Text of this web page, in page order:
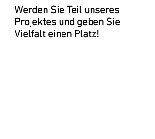
Werden Sie Teil unseres
Projektes und geben Sie
Vielfalt einen Platz!